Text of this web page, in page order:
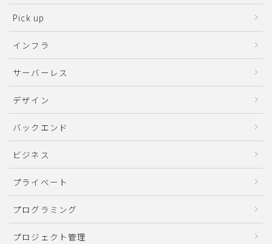
Pick up
インフラ
サーバーレス
デザイン
バックエンド
ビジネス
プライベート
プログラミング
プロジェクト管理